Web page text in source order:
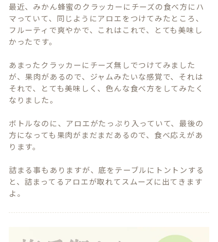
最近、みかん蜂蜜のクラッカーにチーズの食べ方にハ
マっていて、同じようにアロエをつけてみたところ、
フルーティで爽やかで、これはこれで、とても美味し
かったです。
あまったクラッカーにチーズ無しでつけてみました
が、果肉があるので、ジャムみたいな感覚で、それは
それで、とても美味しく、色んな食べ方をしてみたく
なりました。
ボトルなのに、アロエがたっぷり入っていて、最後の
方になっても果肉がまだまだあるので、食べ応えがあ
ります。
詰まる事もありますが、底をテーブルにトントンする
と、詰まってるアロエが取れてスムーズに出てきます
よ。